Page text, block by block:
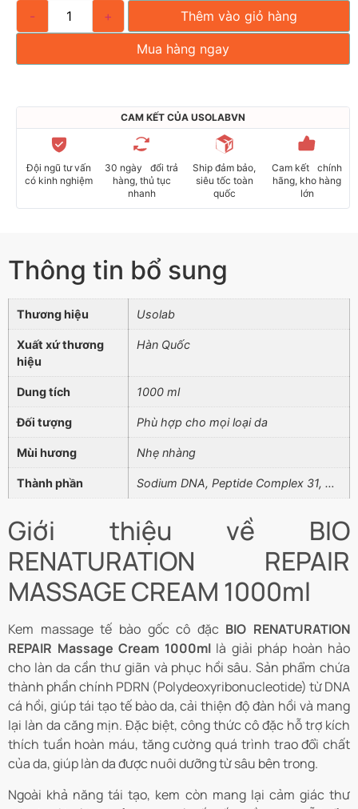
- + Thêm vào giỏ hàng
Mua hàng ngay
CAM KẾT CỦA USOLABVN
Đội ngũ tư vấn
có kinh nghiệm
30 ngày đổi trả
hàng, thủ tục
nhanh
Ship đảm bảo,
siêu tốc toàn
quốc
Cam kết chính
hãng, kho hàng
lớn
Thông tin bổ sung
Thương hiệu Usolab
Xuất xứ thương
hiệu
Hàn Quốc
Dung tích 1000 ml
Đối tượng Phù hợp cho mọi loại da
Mùi hương Nhẹ nhàng
Thành phần Sodium DNA, Peptide Complex 31, …
Giới thiệu về BIO
RENATURATION REPAIR
MASSAGE CREAM 1000ml
Kem massage tế bào gốc cô đặc BIO RENATURATION
REPAIR Massage Cream 1000ml là giải pháp hoàn hảo
cho làn da cần thư giãn và phục hồi sâu. Sản phẩm chứa
thành phần chính PDRN (Polydeoxyribonucleotide) từ DNA
cá hồi, giúp tái tạo tế bào da, cải thiện độ đàn hồi và mang
lại làn da căng mịn. Đặc biệt, công thức cô đặc hỗ trợ kích
thích tuần hoàn máu, tăng cường quá trình trao đổi chất
của da, giúp làn da được nuôi dưỡng từ sâu bên trong.
Ngoài khả năng tái tạo, kem còn mang lại cảm giác thư